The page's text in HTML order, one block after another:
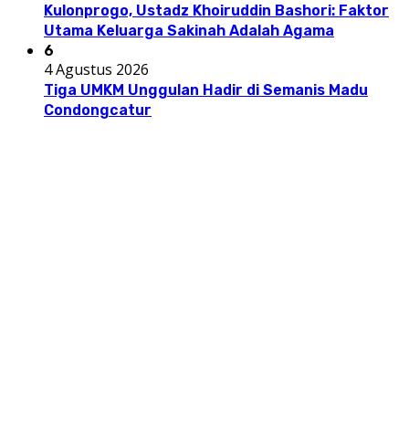
Kulonprogo, Ustadz Khoiruddin Bashori: Faktor
Utama Keluarga Sakinah Adalah Agama
6
4 Agustus 2026
Tiga UMKM Unggulan Hadir di Semanis Madu
Condongcatur